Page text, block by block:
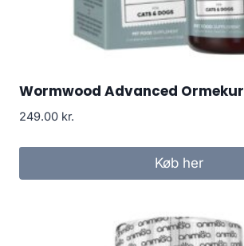
Wormwood Advanced Ormekur
249.00 kr.
Køb her